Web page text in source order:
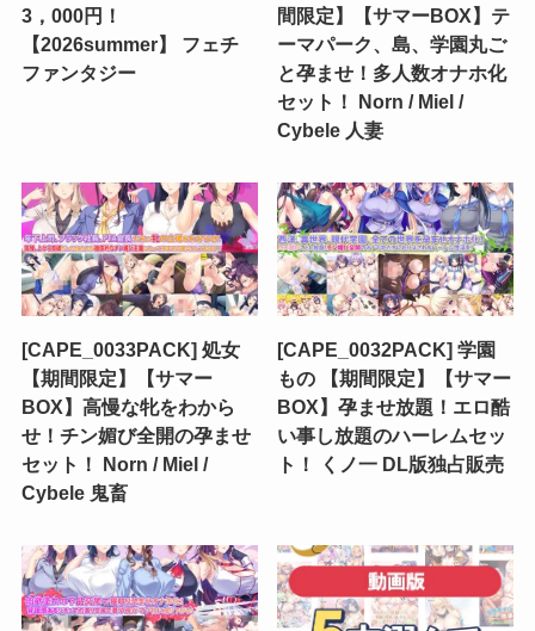
3，000円！
【2026summer】 フェチ
ファンタジー
間限定】【サマーBOX】テ
ーマパーク、島、学園丸ご
と孕ませ！多人数オナホ化
セット！ Norn / Miel /
Cybele 人妻
[CAPE_0033PACK] 処女
【期間限定】【サマー
BOX】高慢な牝をわから
せ！チン媚び全開の孕ませ
セット！ Norn / Miel /
Cybele 鬼畜
[CAPE_0032PACK] 学園
もの 【期間限定】【サマー
BOX】孕ませ放題！エロ酷
い事し放題のハーレムセッ
ト！ くノ一 DL版独占販売